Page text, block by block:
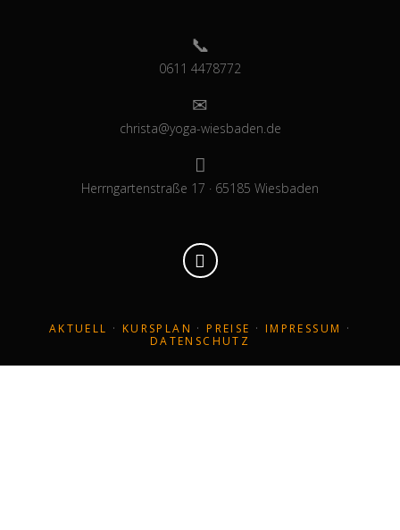
0611 4478772
christa@yoga-wiesbaden.de
Herrngartenstraße 17 · 65185 Wiesbaden
AKTUELL · KURSPLAN · PREISE · IMPRESSUM ·
DATENSCHUTZ